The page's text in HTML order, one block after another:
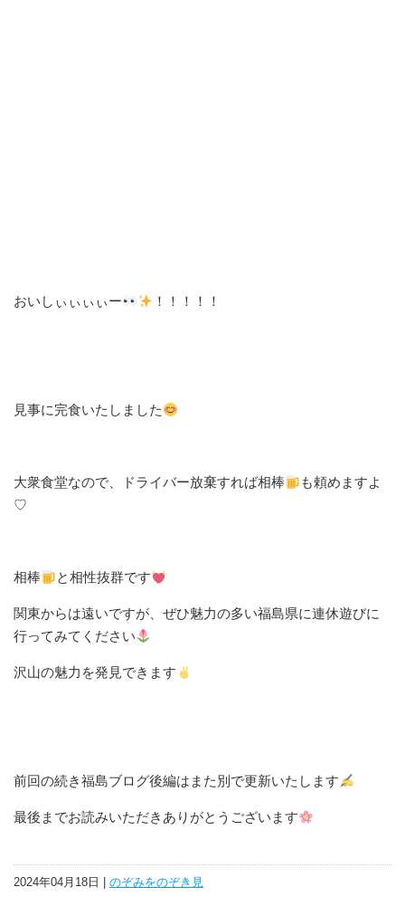
おいしぃぃぃぃー ！！！！！
見事に完食いたしました
大衆食堂なので、ドライバー放棄すれば相棒
も頼めますよ
♡
相棒 と相性抜群です
関東からは遠いですが、ぜひ魅力の多い福島県に連休遊びに
行ってみてください
沢山の魅力を発見できます
前回の続き福島ブログ後編はまた別で更新いたします
最後までお読みいただきありがとうございます
2024年04月18日 | のぞみをのぞき見